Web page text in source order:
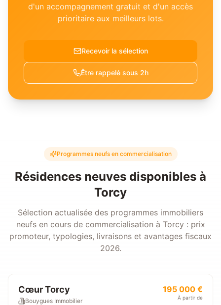
d'un accompagnement gratuit et d'un accès
prioritaire aux meilleurs lots.
Recevoir la sélection
Être rappelé sous 2h
Programmes neufs en commercialisation
Résidences neuves disponibles à
Torcy
Sélection actualisée des programmes immobiliers
neufs en cours de commercialisation à Torcy : prix
promoteur, typologies, livraisons et avantages fiscaux
2026.
Cœur Torcy
Bouygues Immobilier
195 000 €
À partir de